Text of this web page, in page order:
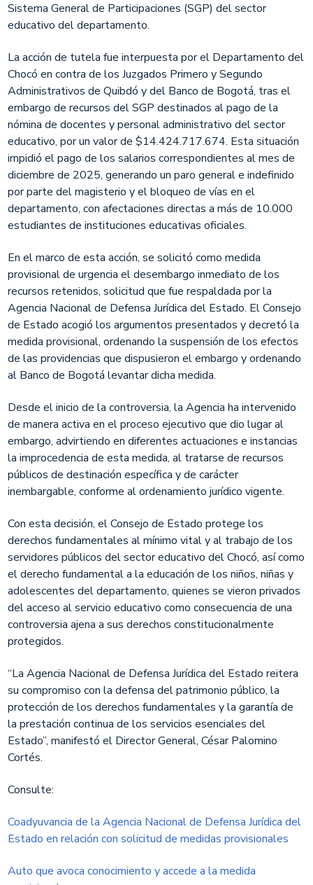
Sistema General de Participaciones (SGP) del sector
educativo del departamento.
La acción de tutela fue interpuesta por el Departamento del
Chocó en contra de los Juzgados Primero y Segundo
Administrativos de Quibdó y del Banco de Bogotá, tras el
embargo de recursos del SGP destinados al pago de la
nómina de docentes y personal administrativo del sector
educativo, por un valor de $14.424.717.674. Esta situación
impidió el pago de los salarios correspondientes al mes de
diciembre de 2025, generando un paro general e indefinido
por parte del magisterio y el bloqueo de vías en el
departamento, con afectaciones directas a más de 10.000
estudiantes de instituciones educativas oficiales.
En el marco de esta acción, se solicitó como medida
provisional de urgencia el desembargo inmediato de los
recursos retenidos, solicitud que fue respaldada por la
Agencia Nacional de Defensa Jurídica del Estado. El Consejo
de Estado acogió los argumentos presentados y decretó la
medida provisional, ordenando la suspensión de los efectos
de las providencias que dispusieron el embargo y ordenando
al Banco de Bogotá levantar dicha medida.
Desde el inicio de la controversia, la Agencia ha intervenido
de manera activa en el proceso ejecutivo que dio lugar al
embargo, advirtiendo en diferentes actuaciones e instancias
la improcedencia de esta medida, al tratarse de recursos
públicos de destinación específica y de carácter
inembargable, conforme al ordenamiento jurídico vigente.
Con esta decisión, el Consejo de Estado protege los
derechos fundamentales al mínimo vital y al trabajo de los
servidores públicos del sector educativo del Chocó, así como
el derecho fundamental a la educación de los niños, niñas y
adolescentes del departamento, quienes se vieron privados
del acceso al servicio educativo como consecuencia de una
controversia ajena a sus derechos constitucionalmente
protegidos.
“La Agencia Nacional de Defensa Jurídica del Estado reitera
su compromiso con la defensa del patrimonio público, la
protección de los derechos fundamentales y la garantía de
la prestación continua de los servicios esenciales del
Estado”, manifestó el Director General, César Palomino
Cortés.
Consulte:
Coadyuvancia de la Agencia Nacional de Defensa Jurídica del
Estado en relación con solicitud de medidas provisionales
​Auto que avoca conocimiento y accede a la medida